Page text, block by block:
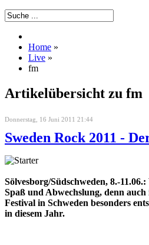
Home »
Live »
fm
Artikelübersicht zu fm
Donnerstag, 16 Juni 2011 21:44
Sweden Rock 2011 -
Sölvesborg/Südschweden, 8.-
Spaß und Abwechslung, denn
Festival in Schweden besonders
in diesem Jahr.